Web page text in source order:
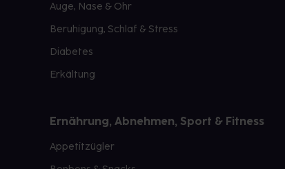
Auge, Nase & Ohr
Beruhigung, Schlaf & Stress
Diabetes
Erkältung
Ernährung, Abnehmen, Sport & Fitness
Appetitzügler